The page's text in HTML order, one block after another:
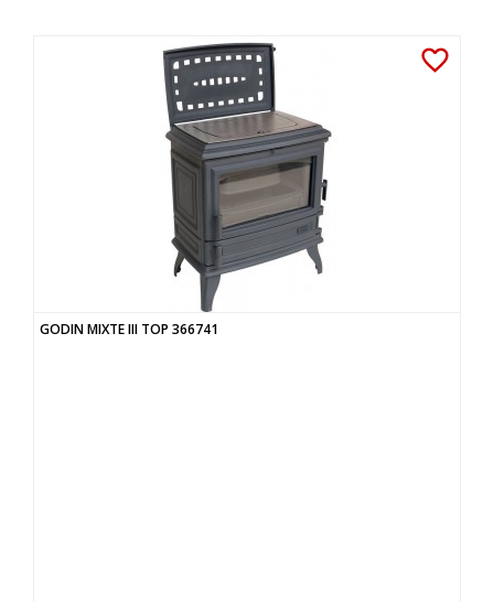
GODIN MIXTE III TOP 366741
favorite_border